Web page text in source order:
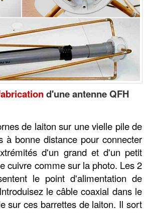
d'une antenne QFH
de laiton sur une vielle pile de
à bonne distance pour connecter
d'un grand et d'un petit
cuivre comme sur la photo. Les 2
le point d'alimentation de
le câble coaxial dans le
sur ces barrettes de laiton. Il sort